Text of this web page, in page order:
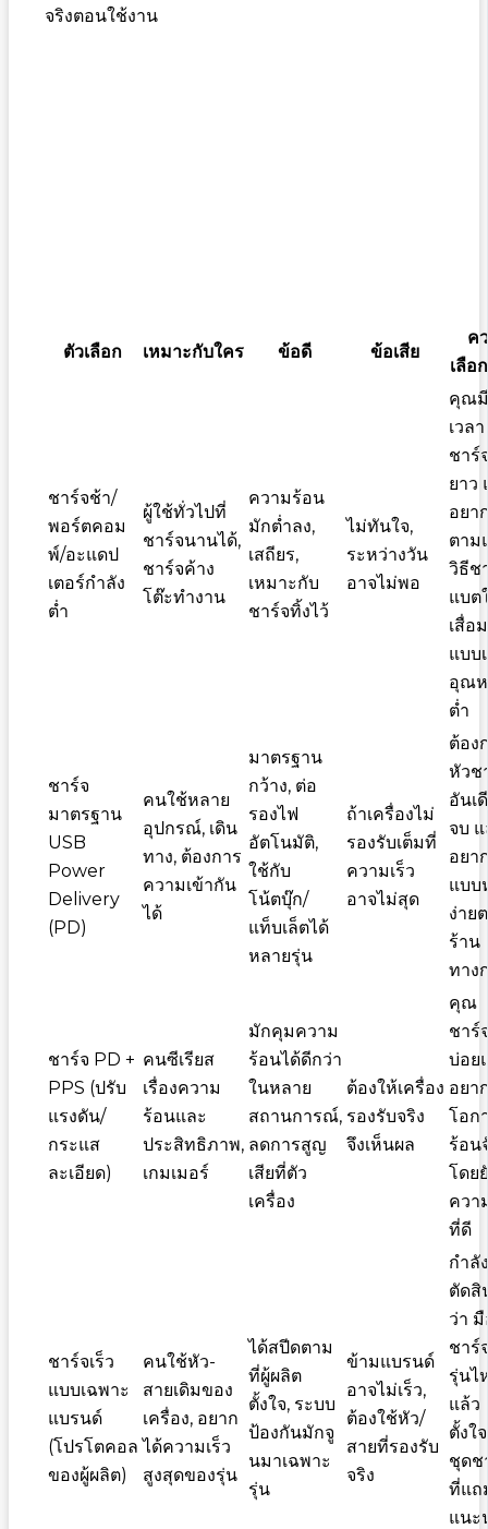
จริงตอนใช้งาน
ตัวเลือก เหมาะกับใคร ข้อดี ข้อเสีย
ค
เลือ
ชาร์จช้า/
พอร์ตคอม
พ์/อะแดป
เตอร์กำลัง
ต่ำ
ผู้ใช้ทั่วไปที่
ชาร์จนานได้,
ชาร์จค้าง
โต๊ะทำงาน
ความร้อน
มักต่ำลง,
เสถียร,
เหมาะกับ
ชาร์จทิ้งไว้
ไม่ทันใจ,
ระหว่างวัน
อาจไม่พอ
คุณมี
เวลา
ชาร์
ยาว
อยา
ตาม
วิธีช
แบต
เสื่อ
แบบ
อุณ
ต่ำ
ชาร์จ
มาตรฐาน
USB
Power
Delivery
(PD)
คนใช้หลาย
อุปกรณ์, เดิน
ทาง, ต้องการ
ความเข้ากัน
ได้
มาตรฐาน
กว้าง, ต่อ
รองไฟ
อัตโนมัติ,
ใช้กับ
โน้ตบุ๊ก/
แท็บเล็ตได้
หลายรุ่น
ถ้าเครื่องไม่
รองรับเต็มที่
ความเร็ว
อาจไม่สุด
ต้อง
หัวช
อันเ
จบ
อยา
แบบ
ง่าย
ร้าน
ทาง
ชาร์จ PD +
PPS (ปรับ
แรงดัน/
กระแส
ละเอียด)
คนซีเรียส
เรื่องความ
ร้อนและ
ประสิทธิภาพ,
เกมเมอร์
มักคุมความ
ร้อนได้ดีกว่า
ในหลาย
สถานการณ์,
ลดการสูญ
เสียที่ตัว
เครื่อง
ต้องให้เครื่อง
รองรับจริง
จึงเห็นผล
คุณ
ชาร์
บ่อย
อยา
โอก
ร้อน
โดย
ควา
ที่ดี
ชาร์จเร็ว
แบบเฉพาะ
แบรนด์
(โปรโตคอล
ของผู้ผลิต)
คนใช้หัว-
สายเดิมของ
เครื่อง, อยาก
ได้ความเร็ว
สูงสุดของรุ่น
ได้สปีดตาม
ที่ผู้ผลิต
ตั้งใจ, ระบบ
ป้องกันมักจู
นมาเฉพาะ
รุ่น
ข้ามแบรนด์
อาจไม่เร็ว,
ต้องใช้หัว/
สายที่รองรับ
จริง
กำลัง
ตัดสิ
ว่า มื
ชาร์
รุ่นไ
แล้ว
ตั้งใ
ชุดช
ที่แถ
แนะ